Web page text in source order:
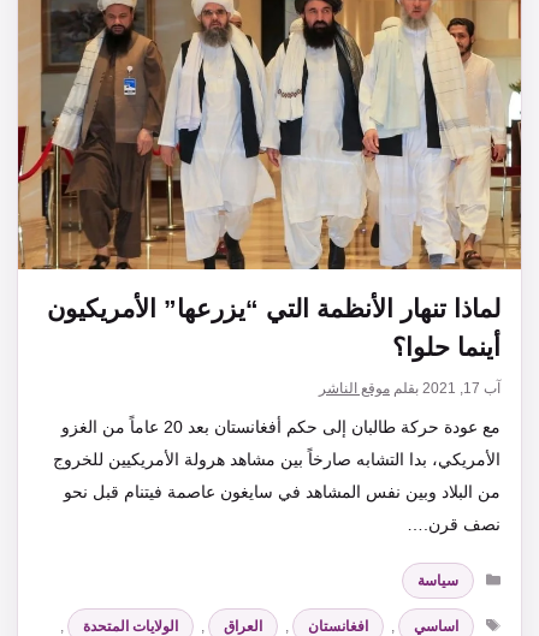
لماذا تنهار الأنظمة التي “يزرعها” الأمريكيون
أينما حلوا؟
آب 17, 2021 بقلم موقع الناشر
مع عودة حركة طالبان إلى حكم أفغانستان بعد 20 عاماً من الغزو
الأمريكي، بدا التشابه صارخاً بين مشاهد هرولة الأمريكيين للخروج
من البلاد وبين نفس المشاهد في سايغون عاصمة فيتنام قبل نحو
نصف قرن.…
التصنيفات
سياسة
الوسوم
اساسي افغانستان العراق الولايات المتحدة